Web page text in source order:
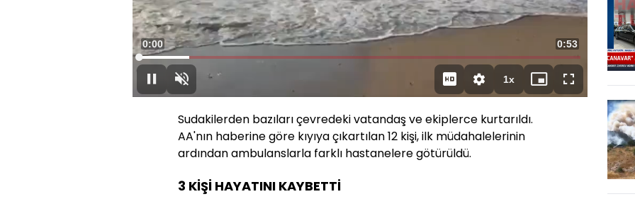
Oynat
Oynat Sesi
Aç
Süre
0:00 Toplam
Süre
0:53
Yüklendi:
11.20%
1xOynatma
Hızı
Mini
oynatıcı
Tam
Ekran
Sudakilerden bazıları çevredeki vatandaş ve ekiplerce kurtarıldı.
AA'nın haberine göre kıyıya çıkartılan 12 kişi, ilk müdahalelerinin
ardından ambulanslarla farklı hastanelere götürüldü.
3 KİŞİ HAYATINI KAYBETTİ